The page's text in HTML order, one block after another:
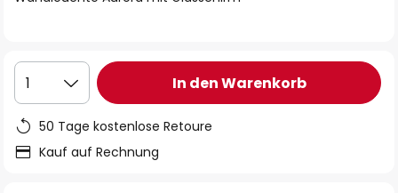
1 In den Warenkorb
50 Tage kostenlose Retoure
Kauf auf Rechnung